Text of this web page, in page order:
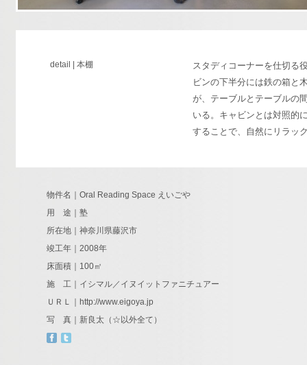
detail | 本棚
スタディコーナーを仕切る
ビンの下半分には鉄の箱と
が、テーブルとテーブルの
いる。キャビンとは対照的
することで、自然にリラッ
物件名｜Oral Reading Space えいごや
用 途｜塾
所在地｜神奈川県藤沢市
竣工年｜2008年
床面積｜100㎡
施 工｜イシマル／イヌイットファニチュアー
ＵＲＬ｜ http://www.eigoya.jp
写 真｜新良太（☆以外全て）